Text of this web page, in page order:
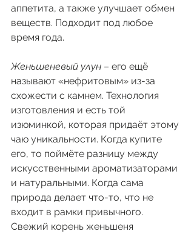
аппетита, а также улучшает обмен
веществ. Подходит под любое
время года.
Женьшеневый улун – его ещё
называют «нефритовым» из-за
схожести с камнем. Технология
изготовления и есть той
изюминкой, которая придаёт этому
чаю уникальности. Когда купите
его, то поймёте разницу между
искусственными ароматизаторами
и натуральными. Когда сама
природа делает что-то, что не
входит в рамки привычного.
Свежий корень женьшеня